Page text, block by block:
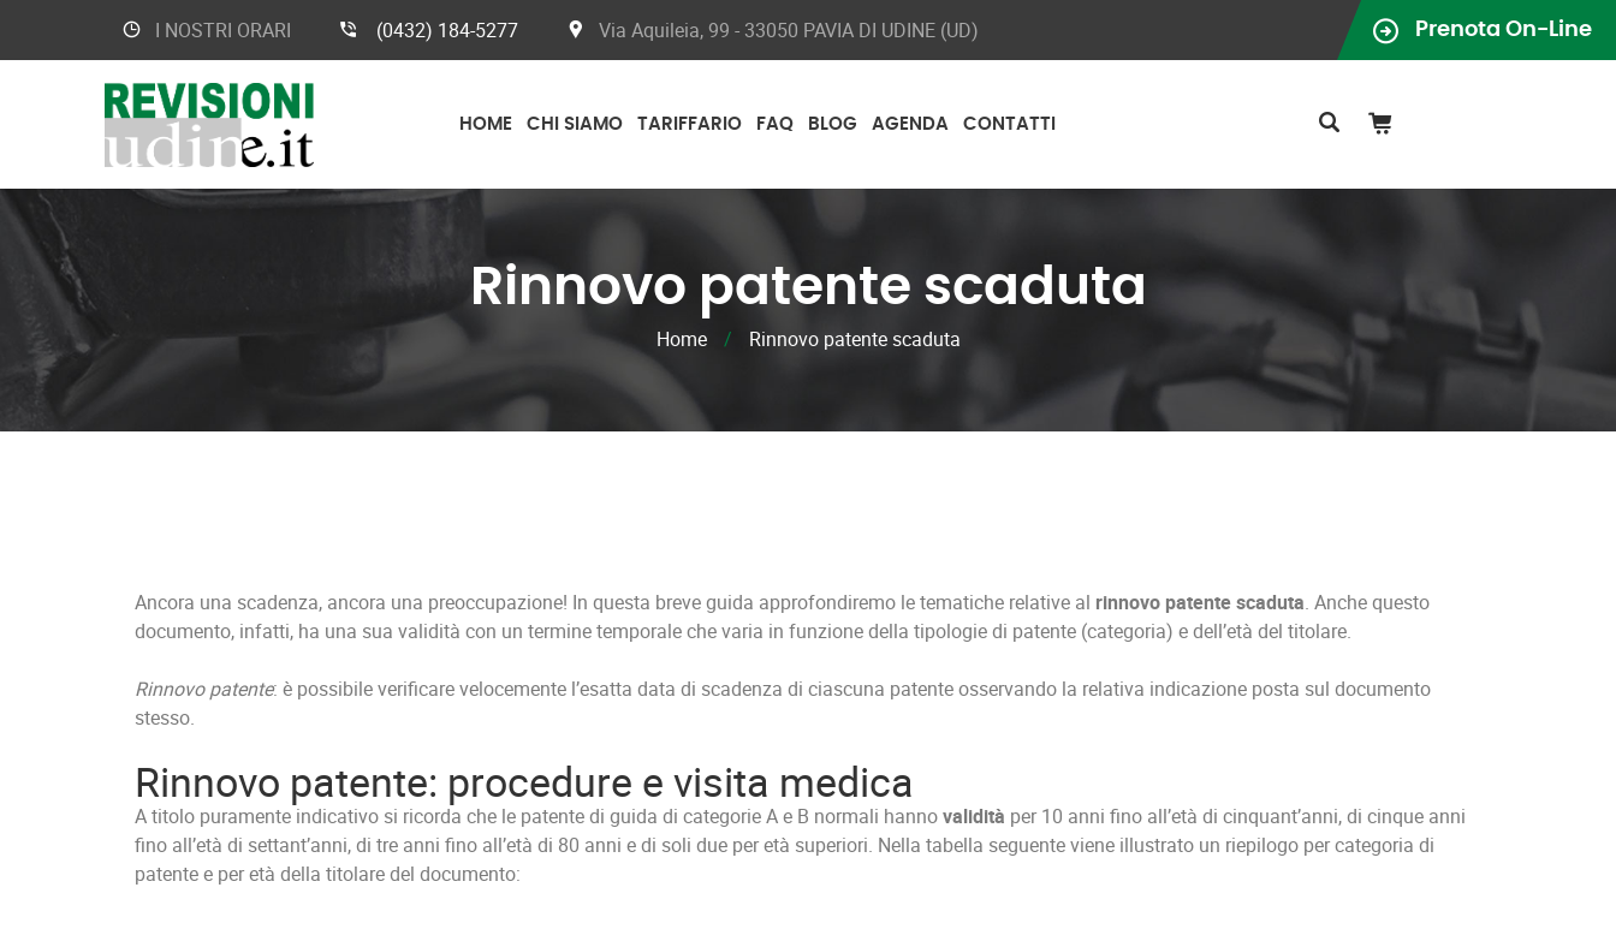
Prenota On-Line
I NOSTRI ORARI (0432) 184-5277 Via Aquileia, 99 - 33050 PAVIA DI UDINE (UD)
HOME CHI SIAMO TARIFFARIO FAQ BLOG AGENDA CONTATTI
Rinnovo patente scaduta
Home / Rinnovo patente scaduta
Ancora una scadenza, ancora una preoccupazione! In questa breve guida approfondiremo le tematiche relative al rinnovo patente scaduta. Anche questo
documento, infatti, ha una sua validità con un termine temporale che varia in funzione della tipologie di patente (categoria) e dell’età del titolare.
Rinnovo patente: è possibile verificare velocemente l’esatta data di scadenza di ciascuna patente osservando la relativa indicazione posta sul documento
stesso.
Rinnovo patente: procedure e visita medica
A titolo puramente indicativo si ricorda che le patente di guida di categorie A e B normali hannovalidità per 10 anni fino all’età di cinquant’anni, di cinque anni
fino all’età di settant’anni, di tre anni fino all’età di 80 anni e di soli due per età superiori. Nella tabella seguente viene illustrato un riepilogo per categoria di
patente e per età della titolare del documento: